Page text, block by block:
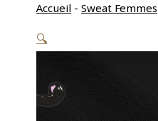
Accueil - Sweat Femmes
🔍